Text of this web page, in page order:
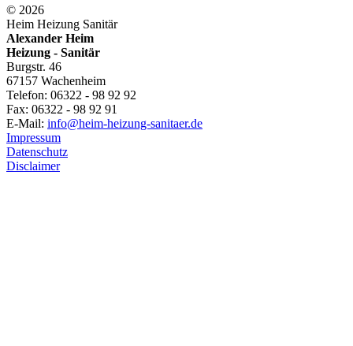
© 2026
Heim Heizung Sanitär
Alexander Heim
Heizung - Sanitär
Burgstr. 46
67157 Wachenheim
Telefon: 06322 - 98 92 92
Fax: 06322 - 98 92 91
E-Mail: info@heim-heizung-sanitaer.de
Impressum
Datenschutz
Disclaimer